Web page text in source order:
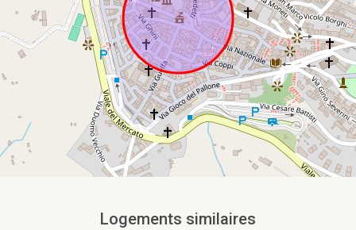
Logements similaires